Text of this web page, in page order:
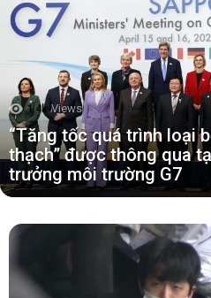
1.4k Views
“Tăng tốc quá trình loại
thạch” được thông qua
trưởng môi trường G7
TIN